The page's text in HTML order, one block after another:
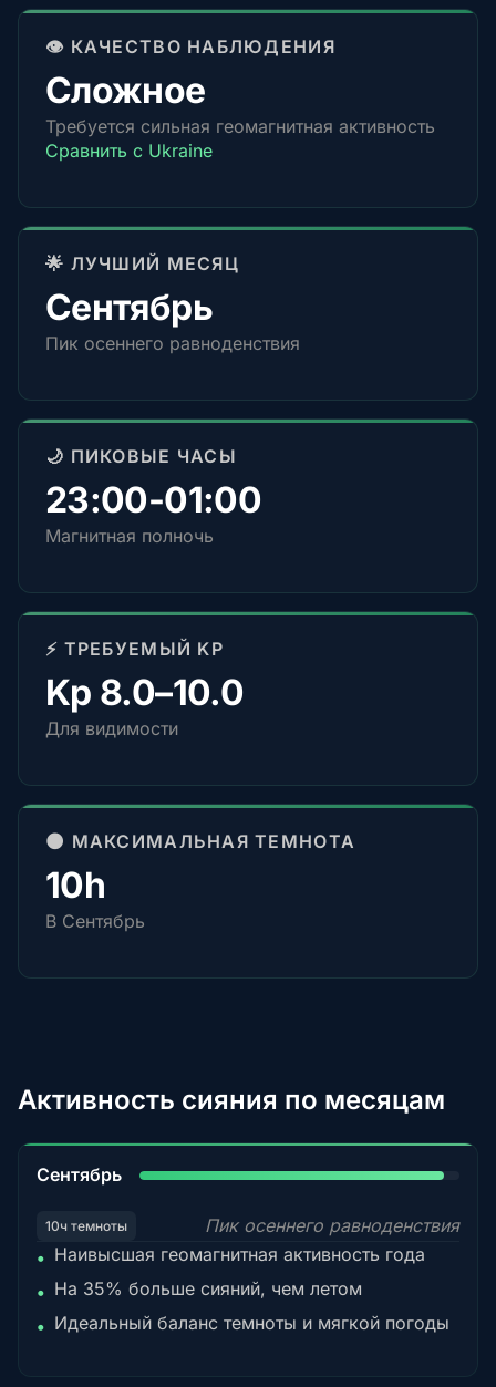
👁️ КАЧЕСТВО НАБЛЮДЕНИЯ
Сложное
Требуется сильная геомагнитная активность
Сравнить с Ukraine
🌟 ЛУЧШИЙ МЕСЯЦ
Сентябрь
Пик осеннего равноденствия
🌙 ПИКОВЫЕ ЧАСЫ
23:00-01:00
Магнитная полночь
⚡ ТРЕБУЕМЫЙ KP
Kp 8.0–10.0
Для видимости
🌑 МАКСИМАЛЬНАЯ ТЕМНОТА
10h
В Сентябрь
Активность сияния по месяцам
Сентябрь
10ч темноты
Пик осеннего равноденствия
• Наивысшая геомагнитная активность года
• На 35% больше сияний, чем летом
• Идеальный баланс темноты и мягкой погоды